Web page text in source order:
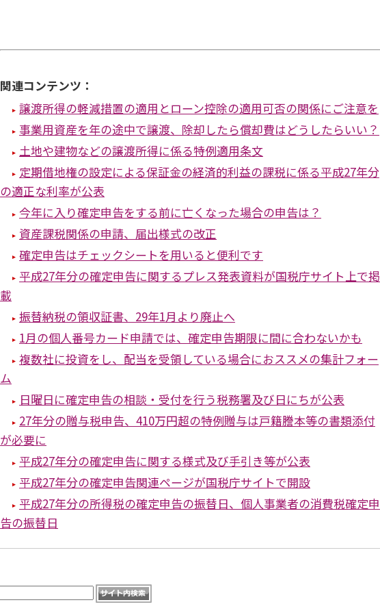
関連コンテンツ：
譲渡所得の軽減措置の適用とローン控除の適用可否の関係にご注意を
事業用資産を年の途中で譲渡、除却したら償却費はどうしたらいい？
土地や建物などの譲渡所得に係る特例適用条文
定期借地権の設定による保証金の経済的利益の課税に係る平成27年分
の適正な利率が公表
今年に入り確定申告をする前に亡くなった場合の申告は？
資産課税関係の申請、届出様式の改正
確定申告はチェックシートを用いると便利です
平成27年分の確定申告に関するプレス発表資料が国税庁サイト上で掲
載
振替納税の領収証書、29年1月より廃止へ
1月の個人番号カード申請では、確定申告期限に間に合わないかも
複数社に投資をし、配当を受領している場合におススメの集計フォー
ム
日曜日に確定申告の相談・受付を行う税務署及び日にちが公表
27年分の贈与税申告、410万円超の特例贈与は戸籍謄本等の書類添付
が必要に
平成27年分の確定申告に関する様式及び手引き等が公表
平成27年分の確定申告関連ページが国税庁サイトで開設
平成27年分の所得税の確定申告の振替日、個人事業者の消費税確定申
告の振替日